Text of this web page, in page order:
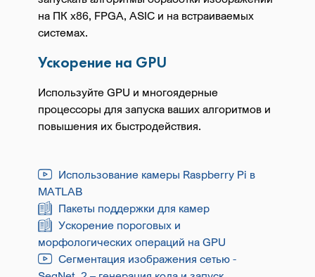
на ПК х86, FPGA, ASIC и на встраиваемых
системах.
Ускорение на GPU
Используйте GPU и многоядерные
процессоры для запуска ваших алгоритмов и
повышения их быстродействия.
Использование камеры Raspberry Pi в
MATLAB
Пакеты поддержки для камер
Ускорение пороговых и
морфологических операций на GPU
Сегментация изображения сетью -